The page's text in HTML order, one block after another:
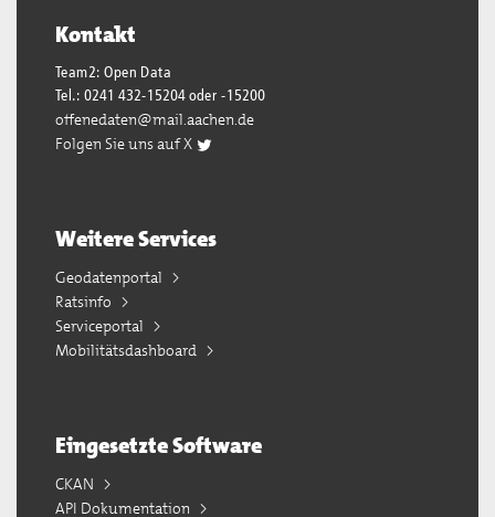
Kontakt
Team2: Open Data
Tel.: 0241 432-15204 oder -15200
offenedaten@mail.aachen.de
Folgen Sie uns auf X
Weitere Services
Geodatenportal
Ratsinfo
Serviceportal
Mobilitätsdashboard
Eingesetzte Software
CKAN
API Dokumentation